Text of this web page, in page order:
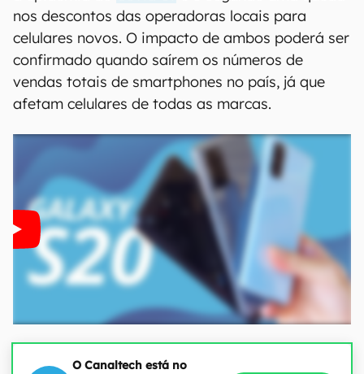
nos descontos das operadoras locais para
celulares novos. O impacto de ambos poderá ser
confirmado quando saírem os números de
vendas totais de smartphones no país, já que
afetam celulares de todas as marcas.
O Canaltech está no